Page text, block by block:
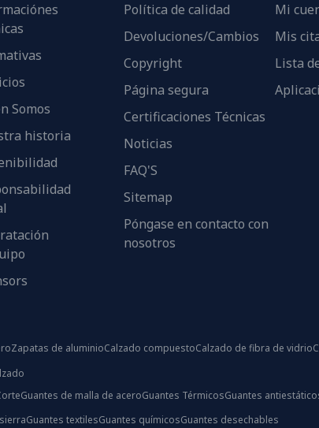
Somos
historia
Política de calidad
Devoluciones/Cambios
Copyright
Página segura
Certificaciones Técnicas
Noticias
FAQ'S
Sitemap
Póngase en contacto con
nosotros
Mi
Mis
Lista
Zapatas de aluminioCalzado compuestoCalzado de fibra de vidrio
Guantes de malla de aceroGuantes TérmicosGuantes
Guantes textilesGuantes químicosGuantes desechables